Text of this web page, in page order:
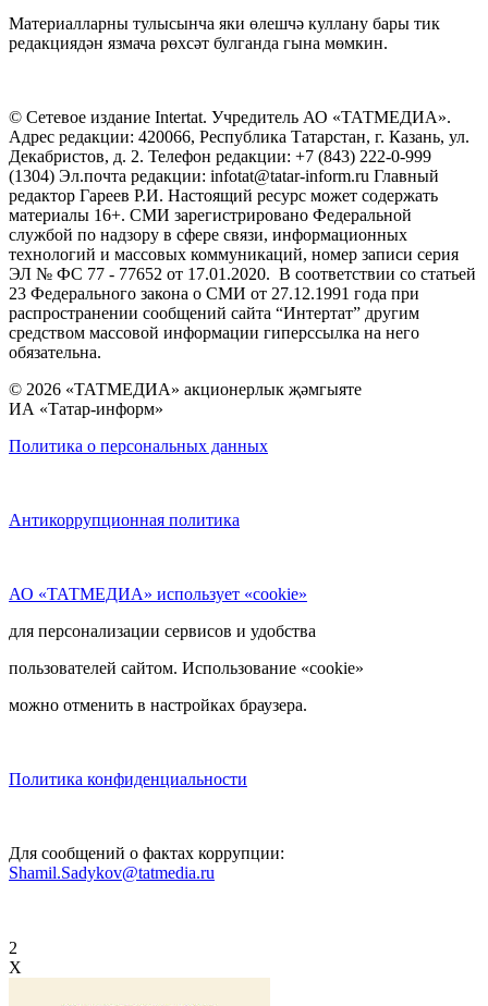
Материалларны тулысынча яки өлешчә куллану бары тик
редакциядән язмача рөхсәт булганда гына мөмкин.
© Сетевое издание Intertat. Учредитель АО «ТАТМЕДИА».
Адрес редакции: 420066, Республика Татарстан, г. Казань, ул.
Декабристов, д. 2. Телефон редакции: +7 (843) 222-0-999
(1304) Эл.почта редакции: infotat@tatar-inform.ru Главный
редактор Гареев Р.И. Настоящий ресурс может содержать
материалы 16+. СМИ зарегистрировано Федеральной
службой по надзору в сфере связи, информационных
технологий и массовых коммуникаций, номер записи серия
ЭЛ № ФС 77 - 77652 от 17.01.2020. В соответствии со статьей
23 Федерального закона о СМИ от 27.12.1991 года при
распространении сообщений сайта “Интертат” другим
средством массовой информации гиперссылка на него
обязательна.
© 2026 «ТАТМЕДИА» акционерлык җәмгыяте
ИА «Татар-информ»
Политика о персональных данных
Антикоррупционная политика
АО «ТАТМЕДИА» использует «cookie»
для персонализации сервисов и удобства
пользователей сайтом. Использование «cookie»
можно отменить в настройках браузера.
Политика конфиденциальности
Для сообщений о фактах коррупции:
Shamil.Sadykov@tatmedia.ru
2
X